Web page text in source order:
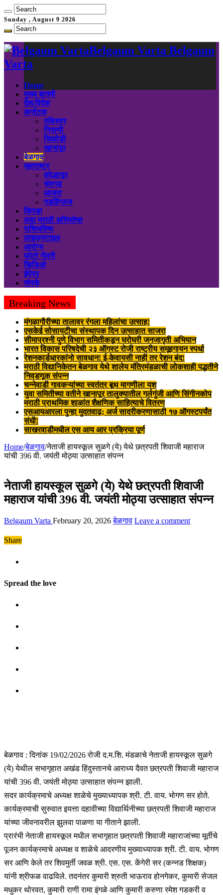
Sunday , August 9 2026
Belgaum Varta Belgaum
Varta
Home
मुख्य बातमी
देश/विदेश
कर्नाटक
संकेश्वर
निपाणी
चिकोडी
खानापूर
बेळगाव
महाराष्ट्र
कोल्हापूर
चंदगड
आजरा
गडहिंग्लज
क्रिडा
लढा मराठी अस्मितेचा
राशिभविष्य
लाइफस्टाइल
आरोग्य
फोटो गॅलरी
व्हिडिओ
ईपेपर
संपर्क
Breaking News
मंगळागौरीच्या तालावर रंगला महिलांचा उत्साह!
एसकेई सोसायटीचा संस्थापक दिन उत्साहात साजरा
सीमाप्रश्नी पुणे विभाग समितीकडून घरोघरी जनजागृती अभियान
भारत विकास परिषदेची २३ ऑगस्ट रोजी राष्ट्रीय समूहगायन स्पर्धा
रेशनकार्डधारकांनो सावधान! ई-केवायसी नाही तर रेशन बंद!
मराठी विद्यानिकेतन बेळगाव येथे शालेय मंत्रिमंडळाची लोकशाही पद्धतीने
निवडणूक संपन्न
चन्नेवाडी गावकऱ्यांच्या स्वतंत्र बूथ मागणीला यश
युवा समितीच्या वतीने खानापूर तालुक्यातील गर्लगुंजी आणि सिंगीनकोप
मराठी प्राथमिक शाळांत शैक्षणिक साहित्याचे वितरण
एसआयआरला पुन्हा मुदतवाढ; अर्ज सादरीकरणासाठी १७ ऑगस्टपर्यंत
संधी!
साखरवाडीमधील एस आय आर प्रक्रिया पूर्ण
Home/बेळगाव/नेताजी हायस्कूल सुळगे (ये) येथे छत्रपती शिवाजी महाराज
यांची 396 वी. जयंती मोठ्या उत्साहात संपन्न
नेताजी हायस्कूल सुळगे (ये) येथे छत्रपती शिवाजी
महाराज यांची 396 वी. जयंती मोठ्या उत्साहात संपन्न
Belgaum Varta February 20, 2026 बेळगाव Leave a comment
Share
Spread the love
बेळगाव : दिनांक 19/02/2026 रोजी द.म.शि. मंडळाचे नेताजी हायस्कूल सुळगे
(ये) येथील सभागृहात अखंड हिंदुस्तानचे आराध्य दैवत छत्रपती शिवाजी महाराज
यांची 396 वी. जयंती मोठ्या उत्साहात संपन्न झाली.
सदर कार्यक्रमाचे अध्यक्ष शाळेचे मुख्याध्यापक श्री. टी. वाय. भोगण सर होते.
कार्यक्रमाची सुरुवात इयत्ता दहावीच्या विद्यार्थिनीच्या छत्रपती शिवाजी महाराज
यांच्या जीवनावरील झुलवा पाळणा या गीताने झाली.
प्रारंभी नेताजी हायस्कूल मधील सभागृहात छत्रपती शिवाजी महाराजांच्या मूर्तीचे
पूजन कार्यक्रमाचे अध्यक्ष व शाळेचे आदरणीय मुख्याध्यापक श्री. टी. वाय. भोगण
सर आणि केले तर शिवमुर्ती जवळ श्री. एस. एस. केंगेरी सर (कन्नड शिक्षक)
यांनी श्रीफळ वाढविले. तदनंतर कुमारी श्रुती भाऊराव होनगेकर, कुमारी सेजल
मधुकर थोरवत, कुमारी राणी रामा इंगळे आणि कुमारी करुणा रमेश गडकरी व